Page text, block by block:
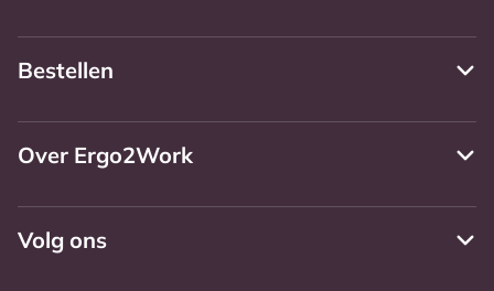
Bestellen
Over Ergo2Work
Volg ons